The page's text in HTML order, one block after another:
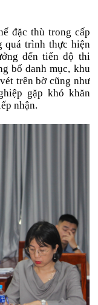
đặc thù trong cấp
quá trình thực hiện
đến tiến độ thi
bố danh mục, khu
trên bờ cũng như
gặp khó khăn
nhận.